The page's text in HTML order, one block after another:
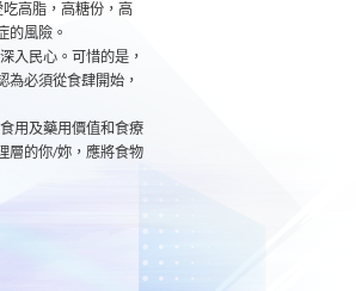
高脂，高糖份，高
的風險。
入民心。可惜的是，
為必須從食肆開始，
用及藥用價值和食療
層的你/妳，應將食物